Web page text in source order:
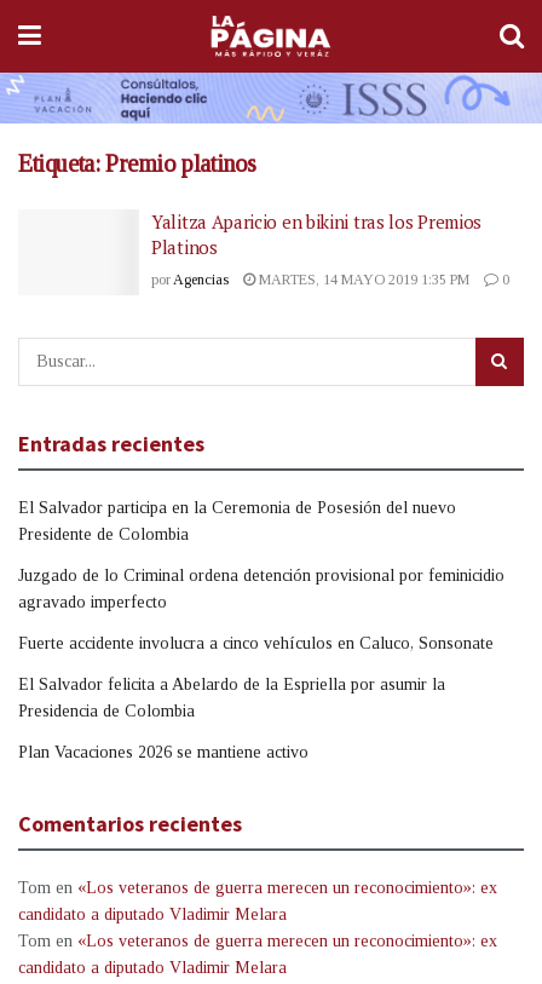
Etiqueta:Premio platinos
Yalitza Aparicio en bikini tras los Premios
Platinos
por Agencias MARTES, 14 MAYO 2019 1:35 PM 0
Entradas recientes
El Salvador participa en la Ceremonia de Posesión del nuevo
Presidente de Colombia
Juzgado de lo Criminal ordena detención provisional por feminicidio
agravado imperfecto
Fuerte accidente involucra a cinco vehículos en Caluco, Sonsonate
El Salvador felicita a Abelardo de la Espriella por asumir la
Presidencia de Colombia
Plan Vacaciones 2026 se mantiene activo
Comentarios recientes
Tom en «Los veteranos de guerra merecen un reconocimiento»: ex
candidato a diputado Vladimir Melara
Tom en «Los veteranos de guerra merecen un reconocimiento»: ex
candidato a diputado Vladimir Melara